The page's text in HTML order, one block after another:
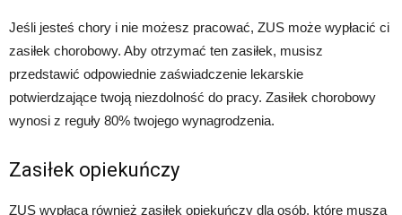
Jeśli jesteś chory i nie możesz pracować, ZUS może wypłacić ci
zasiłek chorobowy. Aby otrzymać ten zasiłek, musisz
przedstawić odpowiednie zaświadczenie lekarskie
potwierdzające twoją niezdolność do pracy. Zasiłek chorobowy
wynosi z reguły 80% twojego wynagrodzenia.
Zasiłek opiekuńczy
ZUS wypłaca również zasiłek opiekuńczy dla osób, które muszą